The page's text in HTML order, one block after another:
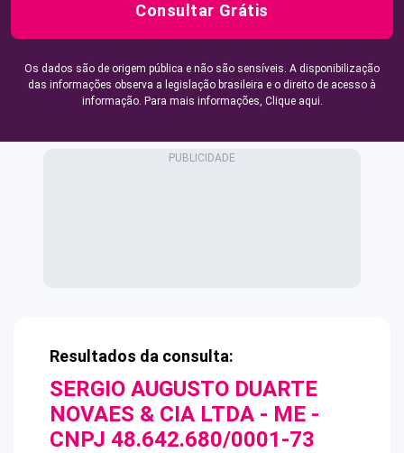
Consultar Grátis
Os dados são de origem pública e não são sensíveis. A disponibilização
das informações observa a legislação brasileira e o direito de acesso à
informação. Para mais informações, Clique aqui.
Resultados da consulta:
SERGIO AUGUSTO DUARTE
NOVAES & CIA LTDA - ME -
CNPJ 48.642.680/0001-73